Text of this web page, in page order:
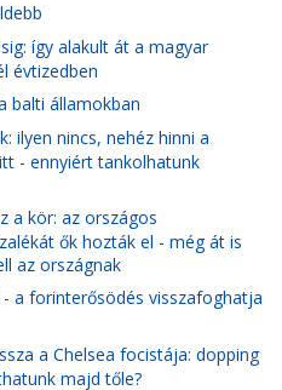
így alakult át a magyar
évtizedben
balti államokban
ilyen nincs, nehéz hinni a
- ennyiért tankolhatunk
a kör: az országos
ők hozták el - még át is
az országnak
a forinterősödés visszafoghatja
a Chelsea focistája: dopping
majd tőle?